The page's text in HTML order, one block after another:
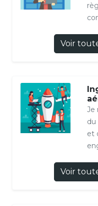
Voir
Je
du
et
Voir